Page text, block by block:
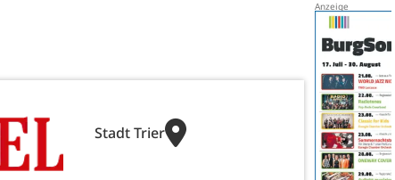
Stadt Trier